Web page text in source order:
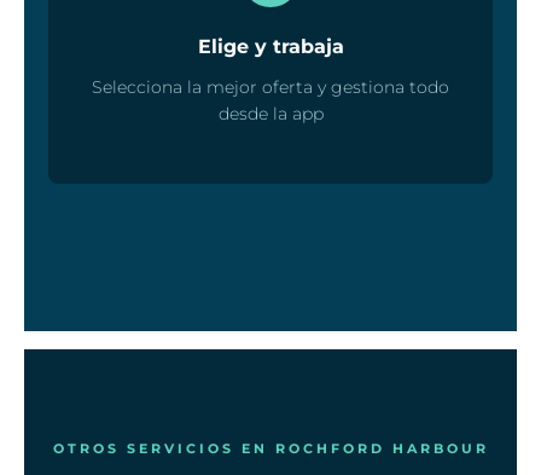
Elige y trabaja
Selecciona la mejor oferta y gestiona todo
desde la app
OTROS SERVICIOS EN ROCHFORD HARBOUR